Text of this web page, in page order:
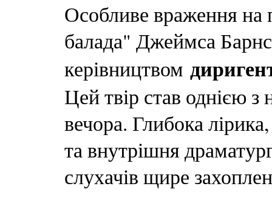
Особливе враження на
балада" Джеймса
керівництвом
Цей твір став однією
вечора. Глибока
та внутрішня
слухачів щире